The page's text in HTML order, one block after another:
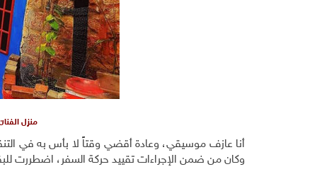
منزل
أنا عازف موسيقي، وعادة أقضي وقتاً لا بأس به في
وكان من ضمن الإجراءات تقييد حركة السفر، اضطررت